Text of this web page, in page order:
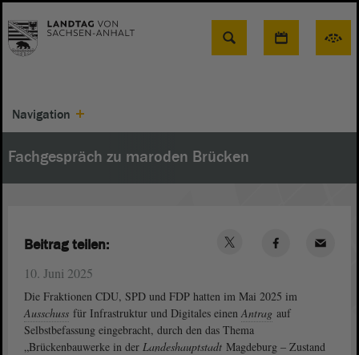
Suche
Navigation
Fachgespräch zu maroden Brücken
10. Juni 2025
Die Fraktionen CDU, SPD und FDP hatten im Mai 2025 im
Ausschuss für Infrastruktur und Digitales einenAntrag auf
Selbstbefassung eingebracht, durch den das Thema
„Brückenbauwerke in der Landeshauptstadt Magdeburg ‒ Zustand
Beitrag teilen: